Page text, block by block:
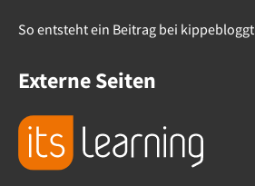
So entsteht ein Beitrag bei kippebloggt
Externe Seiten